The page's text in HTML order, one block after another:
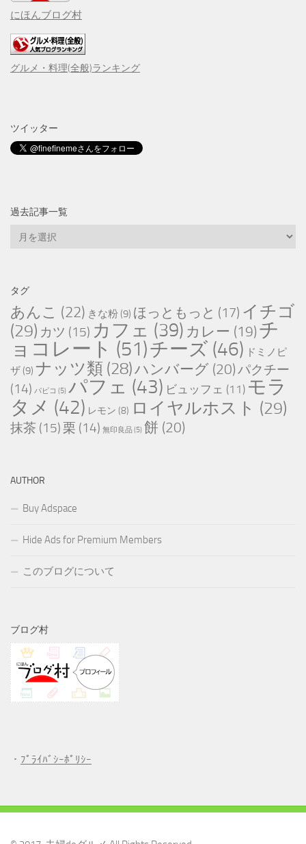
にほんブログ村
グルメ・料理(全般)ランキング
ツイッター
過去記事一覧
一
覧
タグ
あんこ (22) きな粉 (9) ほっともっと (17) イチゴ
(29) カツ (15) カフェ (39) カレー (19) チ
ョコレート (51)チーズ (46) ドミノピ
ザ (9) ナッツ類 (28)ハンバーグ (20)パクチー
(14) パピコ (5) パフェ (43) ビュッフェ (11) モラ
タメ (42) レモン (8) ロイヤルホスト (29)
抹茶 (15) 栗 (14) 無印良品 (5) 餅 (20)
AUTHOR
Buy Adspace
Hide Ads for Premium Members
このブログについて
ブログ村
・ ﾌﾟﾗｲﾊﾞｼｰﾎﾟﾘｼｰ